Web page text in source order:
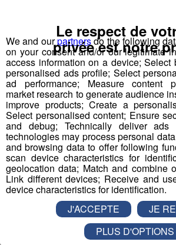
Radio Mont Blanc !
Déstination été ! Une question...une
Nous vous poserons une question,
bon choix entre les 3 réponses
entrées pour un maximum d'activités
Inscription par téléphone toute
participer aux 2 tirages au sort par
Appelez le standard au 04 50 58 24
Pour cette semaine on vous offre vos
et la personne de votre choix
We and ourpartnersdo the following
on your consent and/or our legitimate
access information on a device; Select
personalised ads profile; Select
ad performance; Measure content
market research to generate audience
improve products; Create a
Select personalised content; Ensure
and debug; Technically deliver ads
technologies may process personal
and browsing data to offer following
scan device characteristics for
geolocation data; Match and combine
Link different devices; Receive and
device characteristics for identification.
Le respect de
privée est notre
J'ACCEPTE
JE
PLUS D'OPTIONS